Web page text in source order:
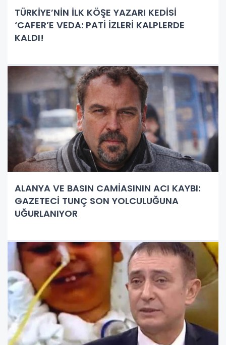
TÜRKİYE’NİN İLK KÖŞE YAZARI KEDİSİ
‘CAFER’E VEDA: PATİ İZLERİ KALPLERDE
KALDI!
ALANYA VE BASIN CAMİASININ ACI KAYBI:
GAZETECİ TUNÇ SON YOLCULUĞUNA
UĞURLANIYOR